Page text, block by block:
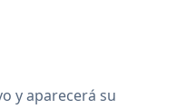
y aparecerá su